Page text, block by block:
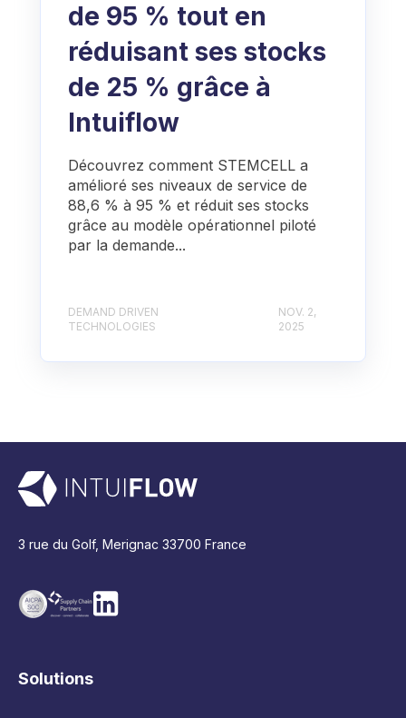
de 95 % tout en
réduisant ses stocks
de 25 % grâce à
Intuiflow
Découvrez comment STEMCELL a
amélioré ses niveaux de service de
88,6 % à 95 % et réduit ses stocks
grâce au modèle opérationnel piloté
par la demande...
DEMAND DRIVEN
TECHNOLOGIES
NOV. 2,
2025
3 rue du Golf, Merignac 33700 France
Solutions